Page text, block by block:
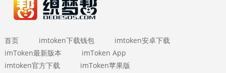
首页 imtoken下载钱包
imtoken安卓下载
imToken最新版本
imToken App
imtoken官方下载
imToken苹果版